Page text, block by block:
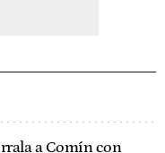
a Comín con